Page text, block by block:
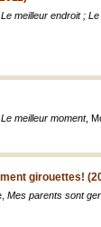
Le meilleur endroit ;
Le meilleur moment,
girouettes!
Mes parents sont